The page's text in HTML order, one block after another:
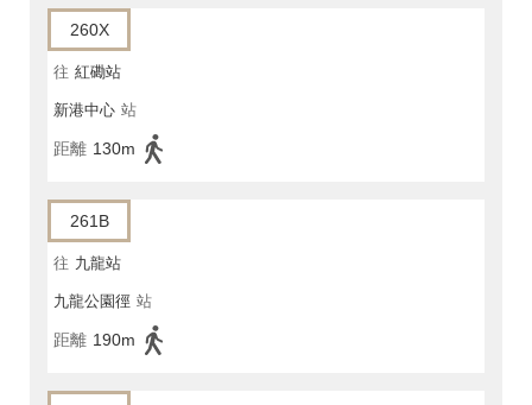
260X
往 紅磡站
新港中心 站
距離 130m
261B
往 九龍站
九龍公園徑 站
距離 190m